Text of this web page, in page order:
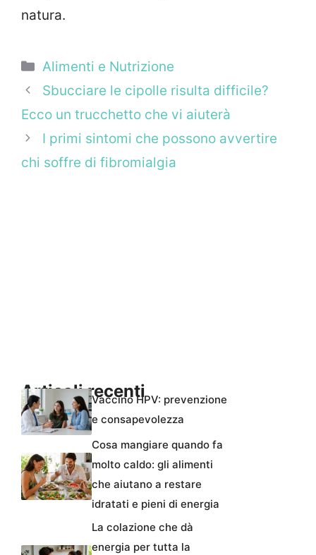
natura.
Categorie
Alimenti e Nutrizione
Sbucciare le cipolle risulta difficile?
Ecco un trucchetto che vi aiuterà
I primi sintomi che possono avvertire
chi soffre di fibromialgia
Articoli recentiVaccino HPV: prevenzione
e consapevolezza
Cosa mangiare quando fa
molto caldo: gli alimenti
che aiutano a restare
idratati e pieni di energia
La colazione che dà
energia per tutta la